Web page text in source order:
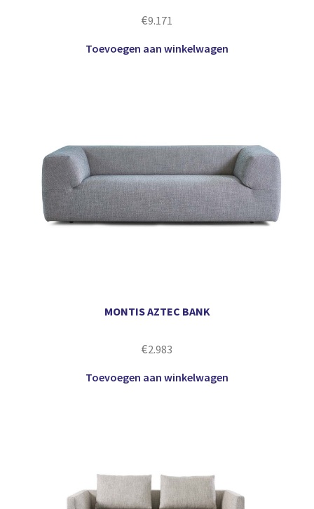
€9.171
Toevoegen aan winkelwagen
MONTIS AZTEC BANK
€2.983
Toevoegen aan winkelwagen